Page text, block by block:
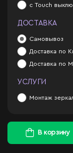
с Touch
ДОСТАВКА
Самовывоз
Доставка по
Доставка по
УСЛУГИ
Монтаж
В корзину